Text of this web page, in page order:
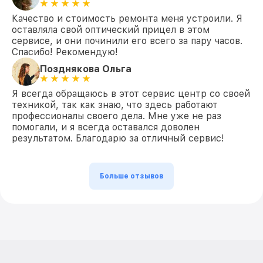
Качество и стоимость ремонта меня устроили. Я
оставляла свой оптический прицел в этом
сервисе, и они починили его всего за пару часов.
Спасибо! Рекомендую!
Позднякова Ольга
Я всегда обращаюсь в этот сервис центр со своей
техникой, так как знаю, что здесь работают
профессионалы своего дела. Мне уже не раз
помогали, и я всегда оставался доволен
результатом. Благодарю за отличный сервис!
Больше отзывов